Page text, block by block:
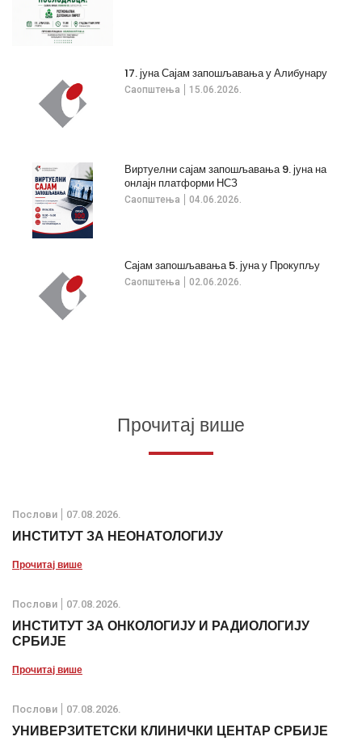
Саопштења 15.06.2026.
17. јуна Сајам запошљавања у Алибунару
Саопштења 04.06.2026.
Виртуелни сајам запошљавања 9. јуна на
онлајн платформи НСЗ
Саопштења 02.06.2026.
Сајам запошљавања 5. јуна у Прокупљу
Прочитај више
Послови 07.08.2026.
ИНСТИТУТ ЗА НЕОНАТОЛОГИЈУ
Прочитај више
Послови 07.08.2026.
ИНСТИТУТ ЗА ОНКОЛОГИЈУ И РАДИОЛОГИЈУ
СРБИЈЕ
Прочитај више
Послови 07.08.2026.
УНИВЕРЗИТЕТСКИ КЛИНИЧКИ ЦЕНТАР СРБИЈЕ